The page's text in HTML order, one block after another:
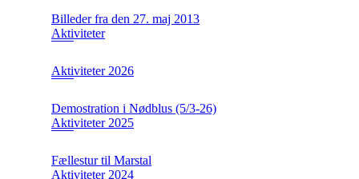
Billeder fra den 27. maj 2013
Aktiviteter
Aktiviteter 2026
Demostration i Nødblus (5/3-26)
Aktiviteter 2025
Fællestur til Marstal
Aktiviteter 2024